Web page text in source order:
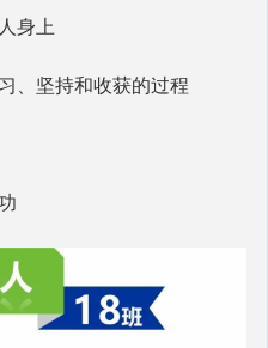
身上
、坚持和收获的过程